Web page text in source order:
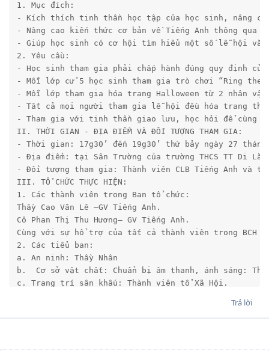
1. Mục đích:
- Kích thích tinh thần học tập của học sinh, nâng
- Nâng cao kiến thức cơ bản về Tiếng Anh thông qua
- Giúp học sinh có cơ hội tìm hiểu một số lễ hội
2. Yêu cầu:
- Học sinh tham gia phải chấp hành đúng quy định
- Mỗi lớp cử 5 học sinh tham gia trò chơi “Ring the
- Mỗi lớp tham gia hóa trang Halloween từ 2 nhân
- Tất cả mọi người tham gia lễ hội đều hóa trang
- Tham gia với tinh thần giao lưu, học hỏi để cùng
II. THỜI GIAN - ĐỊA ĐIỂM VÀ ĐỐI TƯỢNG THAM GIA:
- Thời gian: 17g30’ đến 19g30’ thứ bảy ngày 27 tháng
- Địa điểm: tại Sân Trường của trường THCS TT Di
- Đối tượng tham gia: Thành viên CLB Tiếng Anh và
III. TỔ CHỨC THỰC HIỆN:
1. Các thành viên trong Ban tổ chức:
Thầy Cao Văn Lê –GV Tiếng Anh.
Cô Phan Thị Thu Hương– GV Tiếng Anh.
Cùng với sự hổ trợ của tất cả thành viên trong BCH
2. Các tiểu ban:
a. An ninh: Thầy Nhân
b.  Cơ sở vật chất: Chuẩn bị âm thanh, ánh sáng:
c. Trang trí sân khấu: Thành viên tổ Xã Hội.
Trả lời